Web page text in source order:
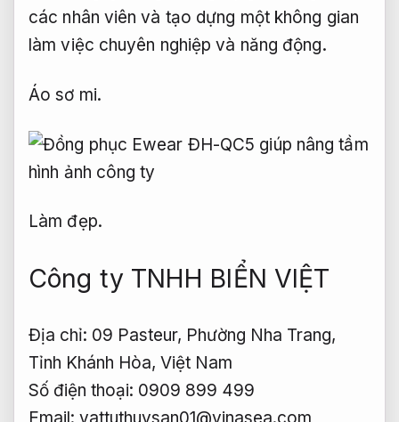
các nhân viên và tạo dựng một không gian
làm việc chuyên nghiệp và năng động.
Áo sơ mi.
Làm đẹp.
Công ty TNHH BIỂN VIỆT
Địa chỉ: 09 Pasteur, Phường Nha Trang,
Tỉnh Khánh Hòa, Việt Nam
Số điện thoại: 0909 899 499
Email: vattuthuysan01@vinasea.com